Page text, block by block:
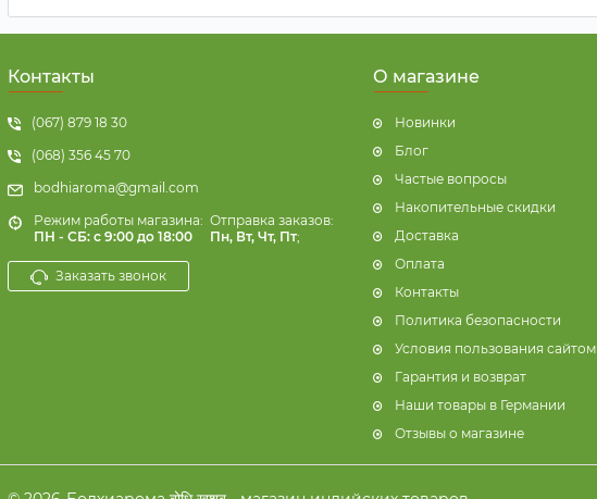
Контакты
(067) 879 18 30
(068) 356 45 70
bodhiaroma@gmail.com
Режим работы магазина:
ПН - СБ: с 9:00 до 18:00
Отправка заказов:
Пн, Вт, Чт, Пт;
Заказать звонок
О магазине
Новинки
Блог
Частые вопросы
Накопительные скидки
Доставка
Оплата
Контакты
Политика безопасности
Условия пользования сайтом
Гарантия и возврат
Наши товары в Германии
Отзывы о магазине